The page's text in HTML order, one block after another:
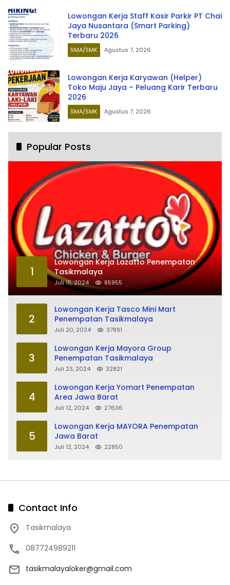
Lowongan Kerja Staff Kasir Parkir PT Chai
Jaya Nusantara (Smart Parking)
Terbaru 2026
SMA/SMK Agustus 7, 2026
Lowongan Kerja Karyawan (Helper)
Toko Maju Jaya – Peluang Karir Terbaru
2026
SMA/SMK Agustus 7, 2026
Popular Posts
1
Lowongan Kerja Lazatto Penempatan
Tasikmalaya
Juli 15, 2024 85955
2
Lowongan Kerja Tasco Mini Mart
Penempatan Tasikmalaya
Juli 20, 2024 37891
3
Lowongan Kerja Mayora Group
Penempatan Tasikmalaya
Juli 23, 2024 32821
4
Lowongan Kerja Yomart Penempatan
Area Jawa Barat
Juli 12, 2024 27636
5
Lowongan Kerja MAYORA Penempatan
Jawa Barat
Juli 12, 2024 22850
Contact Info
Tasikmalaya
087724989211
tasikmalayaloker@gmail.com